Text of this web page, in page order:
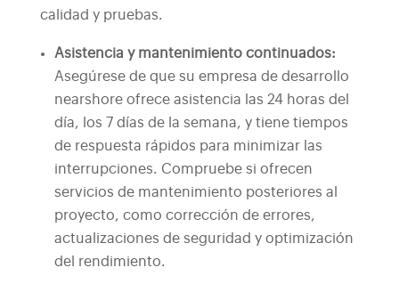
calidad y pruebas.
Asistencia y mantenimiento continuados:
Asegúrese de que su empresa de desarrollo
nearshore ofrece asistencia las 24 horas del
día, los 7 días de la semana, y tiene tiempos
de respuesta rápidos para minimizar las
interrupciones. Compruebe si ofrecen
servicios de mantenimiento posteriores al
proyecto, como corrección de errores,
actualizaciones de seguridad y optimización
del rendimiento.